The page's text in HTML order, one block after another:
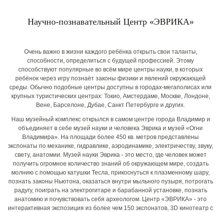
Научно-познавательный Центр «ЭВРИКА»
Очень важно в жизни каждого ребёнка открыть свои таланты,
способности, определиться с будущей профессией. Этому
способствуют популярные во всём мире центры науки, в которых
ребёнок через игру познаёт законы физики и явлений окружающей
среды. Обычно подобные центры доступны в городах-мегаполисах или
крупных туристических центрах: Токио, Амстердаме, Москве, Лондоне,
Вене, Барселоне, Дубае, Санкт Петербурге и других.
Наш музейный комплекс открылся в самом центре города Владимир и
объединяет в себе музей науки и человека Эврика и музей «Огни
Владимира». На площади более 450 кв. метров представлены
экспонаты по механике, гидравлике, аэродинамике, электричеству, звуку,
свету, анатомии. Музей науки Эврика - это место, где человек может
получить огромное количество знаний об окружающем мире, создать
молнию с помощью катушки Тесла, прикоснуться к плазменному шару,
познать законы Ньютона, оказаться внутри мыльного пузыря, потрогать
радугу, поиграть на электрогитаре и барабанной установке, познать
анатомию и почувствовать себя археологом. Центр «ЭВРИКА» - это
интерактивная экспозиция из более чем 150 экспонатов, 3D кинотеатр с